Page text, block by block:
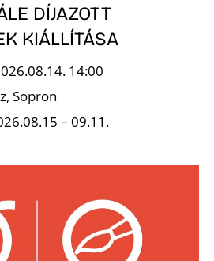
DÍJAZOTT
KIÁLLÍTÁSA
14:00
Sopron
– 09.11.